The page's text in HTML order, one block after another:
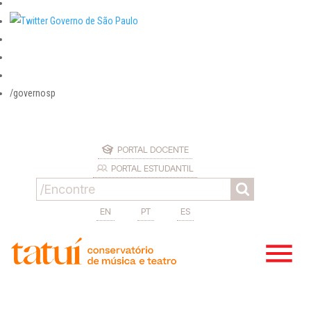
/governosp
PORTAL DOCENTE
PORTAL ESTUDANTIL
EN PT ES